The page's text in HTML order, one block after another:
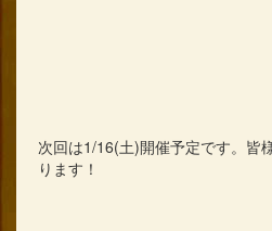
次回は1/16(土)開催予定です。皆
ります！